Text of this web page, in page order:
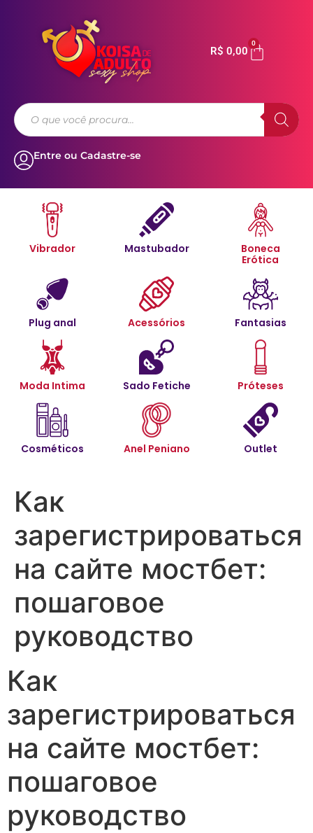
Entre ou Cadastre-se
R$ 0,00
0
Vibrador Mastubador
Boneca
Erótica
Plug anal Acessórios Fantasias
Moda Intima Sado Fetiche Próteses
Cosméticos Anel Peniano Outlet
Как
зарегистрироваться
на сайте мостбет:
пошаговое
руководство
Как
зарегистрироваться
на сайте мостбет:
пошаговое
руководство